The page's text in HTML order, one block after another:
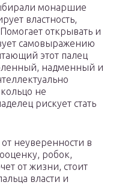
монаршие
властность,
открывать и
самовыражению
этот палец
надменный и
не
рискует стать
неуверенности в
робок,
от жизни, стоит
власти и